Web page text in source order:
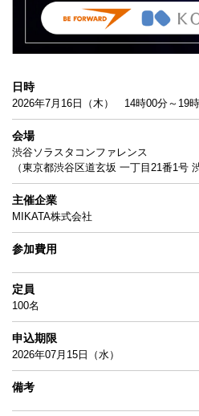
日時
2026年7月16日（木） 14時00分～19時
会場
渋谷ソラスタコンファレンス
（東京都渋谷区道玄坂 一丁目21番1号
主催企業
MIKATA株式会社
参加費用
定員
100名
申込期限
2026年07月15日（水）
備考